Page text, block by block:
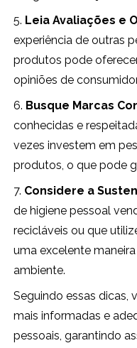
5. Leia Avaliações e
experiência de outras
produtos pode
opiniões de
6. Busque Marcas
conhecidas e
vezes investem em
produtos, o que pode
7. Considere a
de higiene pessoal
recicláveis ou que
uma excelente
ambiente.
Seguindo essas dicas,
mais informadas e
pessoais, garantindo